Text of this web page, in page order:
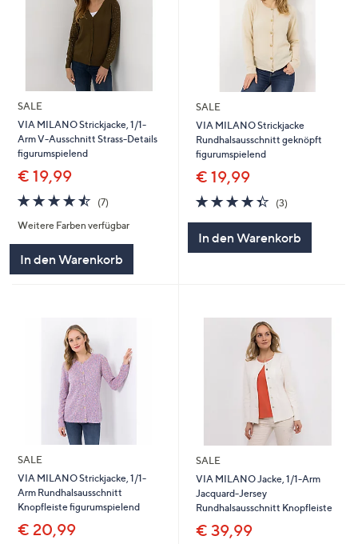
SALE
VIA MILANO Strickjacke, 1/1-
Arm V-Ausschnitt Strass-Details
figurumspielend
€ 19,99
4.4
von
5
(7)7
Weitere Farben verfügbar
In den Warenkorb
SALE
VIA MILANO Strickjacke
Rundhalsausschnitt geknöpft
figurumspielend
€ 19,99
4.3
von
(3)
In den Warenkorb
SALE
VIA MILANO Strickjacke, 1/1-
Arm Rundhalsausschnitt
Knopfleiste figurumspielend
€ 20,99
SALE
VIA MILANO Jacke, 1/1-Arm
Jacquard-Jersey
Rundhalsausschnitt Knopfleiste
€ 39,99